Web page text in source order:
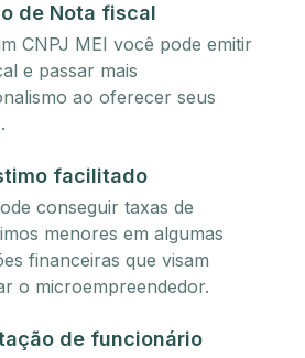
de Nota fiscal
CNPJ MEI você pode emitir
e passar mais
ao oferecer seus
facilitado
conseguir taxas de
menores em algumas
financeiras que visam
o microempreendedor.
de funcionário